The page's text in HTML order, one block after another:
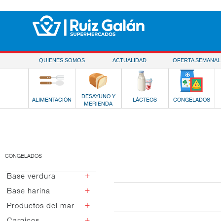
QUIENES SOMOS ACTUALIDAD OFERTA SEMANAL
ALIMENTACIÓN
DESAYUNO Y
MERIENDA
LÁCTEOS CONGELADOS
CONGELADOS
Base verdura +
Verduras basicas
Salteados verdura
Verduras
Base harina +
Pizzas
Snacks
Productos del mar +